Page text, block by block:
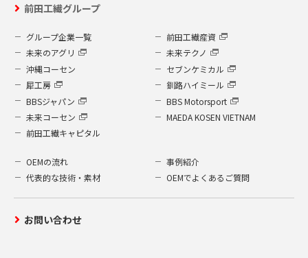
前田工繊グループ
グループ企業一覧
前田工繊産資
未来のアグリ
未来テクノ
沖縄コーセン
セブンケミカル
犀工房
釧路ハイミール
BBSジャパン
BBS Motorsport
未来コーセン
MAEDA KOSEN VIETNAM
前田工繊キャピタル
OEMの流れ
事例紹介
代表的な技術・素材
OEMでよくあるご質問
お問い合わせ